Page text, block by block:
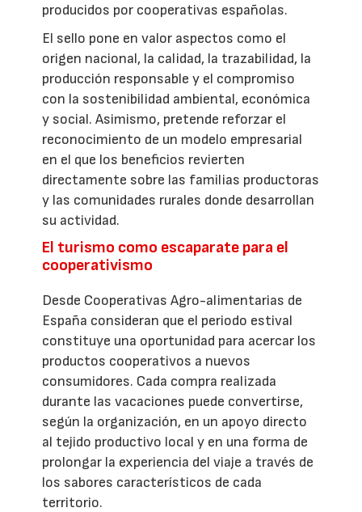
producidos por cooperativas españolas.
El sello pone en valor aspectos como el
origen nacional, la calidad, la trazabilidad, la
producción responsable y el compromiso
con la sostenibilidad ambiental, económica
y social. Asimismo, pretende reforzar el
reconocimiento de un modelo empresarial
en el que los beneficios revierten
directamente sobre las familias productoras
y las comunidades rurales donde desarrollan
su actividad.
El turismo como escaparate para el
cooperativismo
Desde Cooperativas Agro-alimentarias de
España consideran que el periodo estival
constituye una oportunidad para acercar los
productos cooperativos a nuevos
consumidores. Cada compra realizada
durante las vacaciones puede convertirse,
según la organización, en un apoyo directo
al tejido productivo local y en una forma de
prolongar la experiencia del viaje a través de
los sabores característicos de cada
territorio.